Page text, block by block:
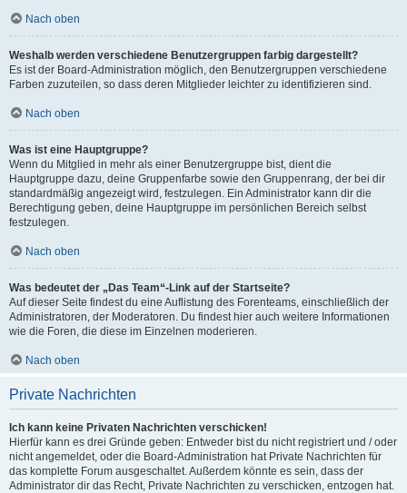
Nach oben
Weshalb werden verschiedene Benutzergruppen farbig dargestellt?
Es ist der Board-Administration möglich, den Benutzergruppen verschiedene
Farben zuzuteilen, so dass deren Mitglieder leichter zu identifizieren sind.
Nach oben
Was ist eine Hauptgruppe?
Wenn du Mitglied in mehr als einer Benutzergruppe bist, dient die
Hauptgruppe dazu, deine Gruppenfarbe sowie den Gruppenrang, der bei dir
standardmäßig angezeigt wird, festzulegen. Ein Administrator kann dir die
Berechtigung geben, deine Hauptgruppe im persönlichen Bereich selbst
festzulegen.
Nach oben
Was bedeutet der „Das Team“-Link auf der Startseite?
Auf dieser Seite findest du eine Auflistung des Forenteams, einschließlich der
Administratoren, der Moderatoren. Du findest hier auch weitere Informationen
wie die Foren, die diese im Einzelnen moderieren.
Nach oben
Private Nachrichten
Ich kann keine Privaten Nachrichten verschicken!
Hierfür kann es drei Gründe geben: Entweder bist du nicht registriert und / oder
nicht angemeldet, oder die Board-Administration hat Private Nachrichten für
das komplette Forum ausgeschaltet. Außerdem könnte es sein, dass der
Administrator dir das Recht, Private Nachrichten zu verschicken, entzogen hat.